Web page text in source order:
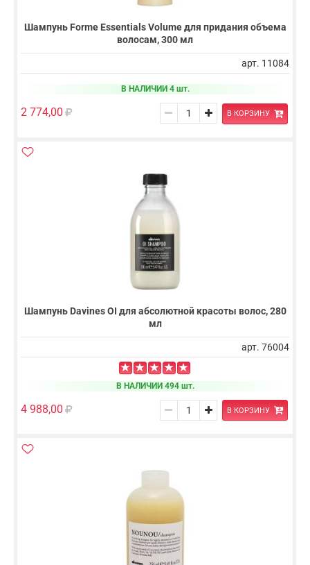
Шампунь Forme Essentials Volume для придания объема
волосам, 300 мл
арт. 11084
В НАЛИЧИИ 4 шт.
2 774,00 В КОРЗИНУ
Шампунь Davines OI для абсолютной красоты волос, 280
мл
арт. 76004
В НАЛИЧИИ 494 шт.
4 988,00 В КОРЗИНУ